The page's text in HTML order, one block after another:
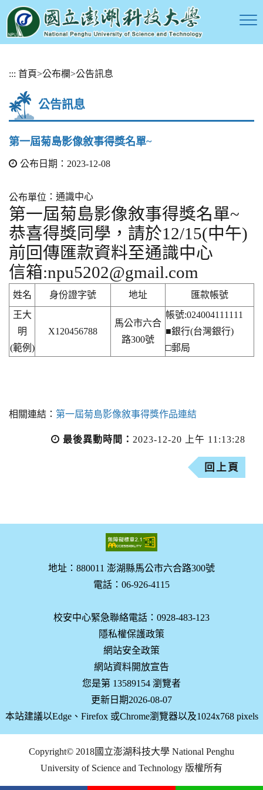
::: 首頁>公布欄>公告訊息
公告訊息
第一屆菊島影像敘事得獎名單~
公布日期：2023-12-08
公布單位 ：通識中心
第一屆菊島影像敘事得獎名單~
恭喜得獎同學，請於12/15(中午)
前回傳匯款資料至通識中心
信箱:npu5202@gmail.com
姓名 身份證字號 地址
匯款帳號
王大
明
(範例)
X120456788
馬公市六合
路300號
帳號:024004111111
■銀行(台灣銀行)
□郵局
相關連結： 第一屆菊島影像敘事得獎作品連結
最後異動時間： 2023-12-20 上午 11:13:28
回上頁
地址：880011 澎湖縣馬公市六合路300號
電話：06-926-4115
校安中心緊急聯絡電話：0928-483-123
隱私權保護政策
網站安全政策
網站資料開放宣告
您是第 13589154 瀏覽者
更新日期2026-08-07
本站建議以Edge、Firefox 或Chrome瀏覽器以及1024x768 pixels
Copyright© 2018國立澎湖科技大學 National Penghu
University of Science and Technology 版權所有